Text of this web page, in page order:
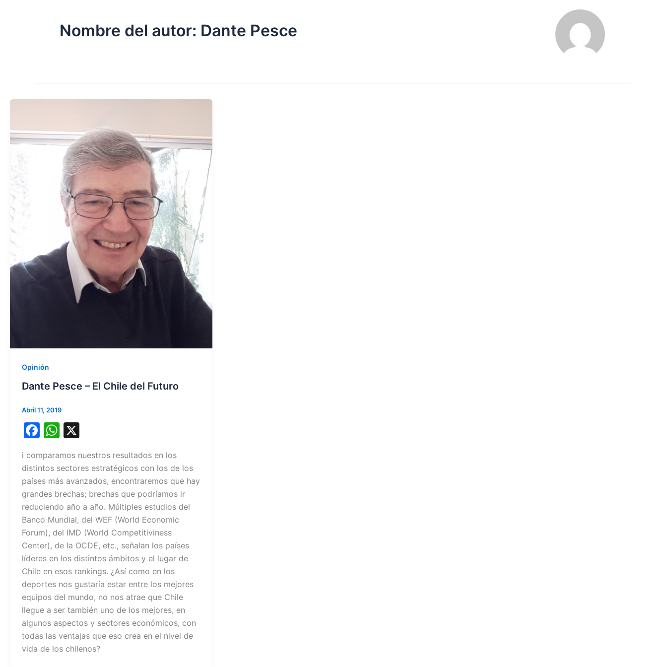
Nombre del autor: Dante Pesce
Opinión
Dante Pesce – El Chile del Futuro
Abril 11, 2019
F
c
e
b
o
o
k
W
at
s
A
p
p
i comparamos nuestros resultados en los
distintos sectores estratégicos con los de los
países más avanzados, encontraremos que hay
grandes brechas; brechas que podríamos ir
reduciendo año a año. Múltiples estudios del
Banco Mundial, del WEF (World Economic
Forum), del IMD (World Competitiviness
Center), de la OCDE, etc., señalan los países
líderes en los distintos ámbitos y el lugar de
Chile en esos rankings. ¿Así como en los
deportes nos gustaría estar entre los mejores
equipos del mundo, no nos atrae que Chile
llegue a ser también uno de los mejores, en
algunos aspectos y sectores económicos, con
todas las ventajas que eso crea en el nivel de
vida de los chilenos?